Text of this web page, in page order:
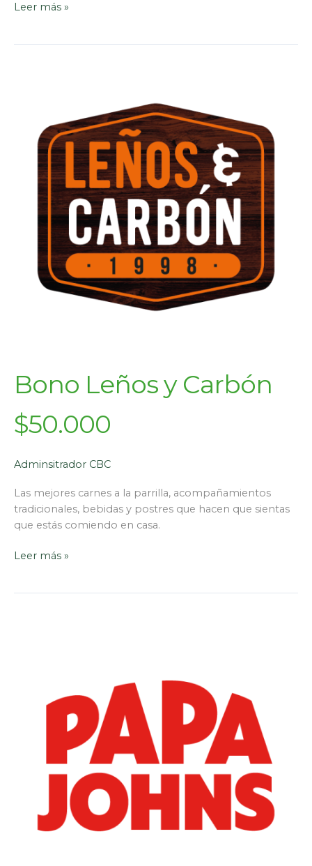
Leer más »
Bono Leños y Carbón
$50.000
Adminsitrador CBC
Las mejores carnes a la parrilla, acompañamientos
tradicionales, bebidas y postres que hacen que sientas
que estás comiendo en casa.
Leer más »